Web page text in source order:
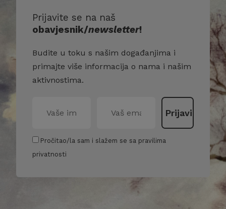
Prijavite se na naš
obavjesnik/newsletter!
Budite u toku s našim događanjima i
primajte više informacija o nama i našim
aktivnostima.
Pročitao/la sam i slažem se sa pravilima
privatnosti